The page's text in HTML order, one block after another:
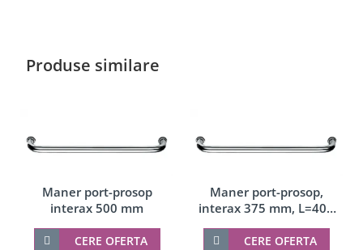
Produse similare
Maner port-prosop
interax 500 mm
CERE OFERTA
Maner port-prosop,
interax 375 mm, L=400
mm
CERE OFERTA